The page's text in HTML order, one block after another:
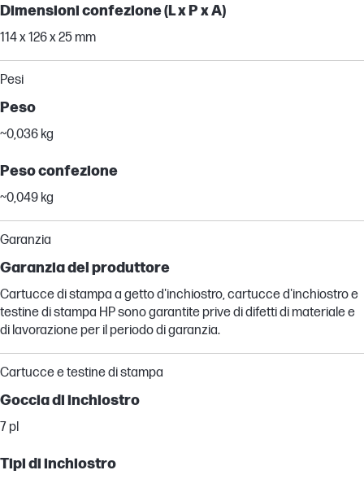
Dimensioni confezione (L x P x A)
114 x 126 x 25 mm
Pesi
Peso
~0,036 kg
Peso confezione
~0,049 kg
Garanzia
Garanzia del produttore
Cartucce di stampa a getto d'inchiostro, cartucce d'inchiostro e
testine di stampa HP sono garantite prive di difetti di materiale e
di lavorazione per il periodo di garanzia.
Cartucce e testine di stampa
Goccia di inchiostro
7 pl
Tipi di inchiostro